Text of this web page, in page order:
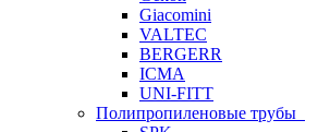
Giacomini
VALTEC
BERGERR
ICMA
UNI-FITT
Полипропиленовые трубы